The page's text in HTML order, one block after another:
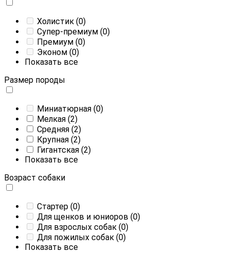
Холистик (0)
Супер-премиум (0)
Премиум (0)
Эконом (0)
Показать все
Размер породы
Миниатюрная (0)
Мелкая (2)
Средняя (2)
Крупная (2)
Гигантская (2)
Показать все
Возраст собаки
Стартер (0)
Для щенков и юниоров (0)
Для взрослых собак (0)
Для пожилых собак (0)
Показать все